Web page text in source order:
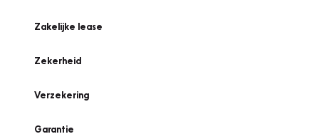
Zakelijke lease
Zekerheid
Verzekering
Garantie